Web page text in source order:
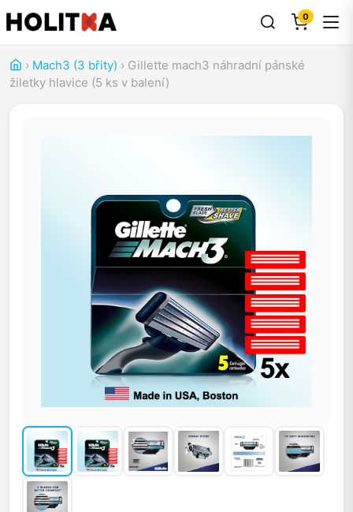
0
› Mach3 (3 břity) › Gillette mach3 náhradní pánské
žiletky hlavice (5 ks v balení)